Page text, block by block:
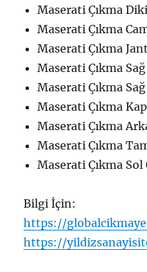
Maserati Çıkma
Maserati Çıkma
Maserati Çıkma
Maserati Çıkma
Maserati Çıkma
Maserati Çıkma
Maserati Çıkma
Maserati Çıkma
Maserati Çıkma Sol
Bilgi İçin:
https://
https://